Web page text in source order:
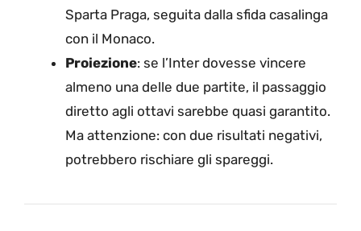
Sparta Praga, seguita dalla sfida casalinga
con il Monaco.
Proiezione: se l’Inter dovesse vincere
almeno una delle due partite, il passaggio
diretto agli ottavi sarebbe quasi garantito.
Ma attenzione: con due risultati negativi,
potrebbero rischiare gli spareggi.